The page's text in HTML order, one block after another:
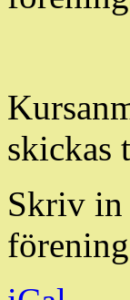
skickas
Skriv in